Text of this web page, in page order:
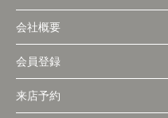
会社概要
会員登録
来店予約